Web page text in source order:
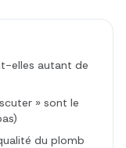
elles autant de
» sont le
du plomb